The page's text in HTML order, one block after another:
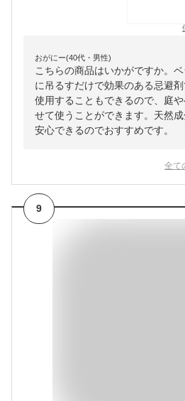
おがにー(40代・男性)
こちらの商品はいかがですか。
に吊るすだけで効果のある忌避
使用することもできるので、庭
せて使うことができます。天然
安心できるのでおすすめです。
全て
9